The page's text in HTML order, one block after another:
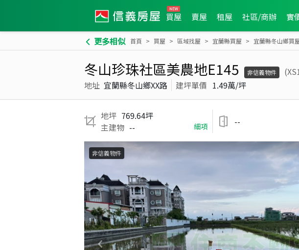
買屋 賣屋 租屋 社區/商辦 實
更多相似 首頁 買屋 區域找屋 宜蘭縣買屋 宜蘭縣冬山鄉買
冬山珍珠社區美農地E145 非信義物件
地址 宜蘭縣冬山鄉XX路 建坪單價 1.49萬/坪
地坪 769.64坪
主建物 -- 細項 --
非信義物件